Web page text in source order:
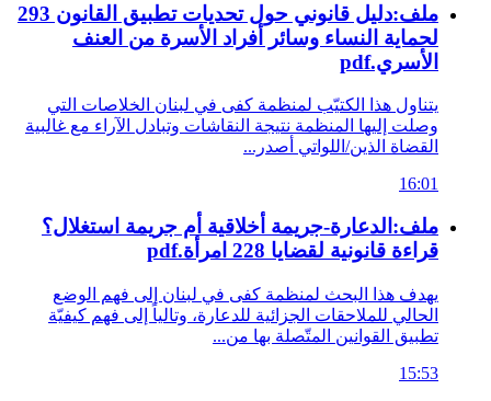
ملف:دليل قانوني حول تحديات تطبيق القانون 293
لحماية النساء وسائر أفراد الأسرة من العنف
الأسري.pdf
يتناول هذا الكتيّب لمنظمة كفى في لبنان الخلاصات التي
وصلت إليها المنظمة نتيجة النقاشات وتبادل الآراء مع غالبية
القضاة الذين/اللواتي أصدر...
16:01
ملف:الدعارة-جريمة أخلاقية أم جريمة استغلال؟
قراءة قانونية لقضايا 228 امرأة.pdf
يهدف هذا البحث لمنظمة كفى في لبنان إلى فهم الوضع
الحالي للملاحقات الجزائية للدعارة، وتالياً إلى فهم كيفيّة
تطبيق القوانين المتّصلة بها من...
15:53